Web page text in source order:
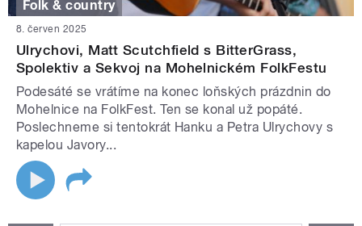
Folk & country
8. červen 2025
Ulrychovi, Matt Scutchfield s BitterGrass,
Spolektiv a Sekvoj na Mohelnickém FolkFestu
Podesáté se vrátíme na konec loňských prázdnin do
Mohelnice na FolkFest. Ten se konal už popáté.
Poslechneme si tentokrát Hanku a Petra Ulrychovy s
kapelou Javory...